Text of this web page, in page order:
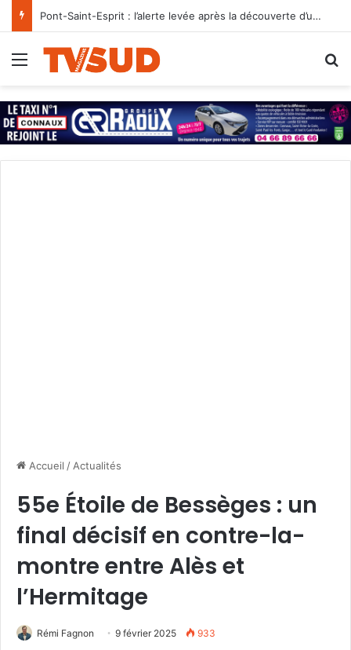
Pont-Saint-Esprit : l’alerte levée après la découverte d’un petit obus chez un particulier
Menu
Accueil /Actualités
55e Étoile de Bessèges : un
final décisif en contre-la-
montre entre Alès et
l’Hermitage
Rémi Fagnon 9 février 2025 933